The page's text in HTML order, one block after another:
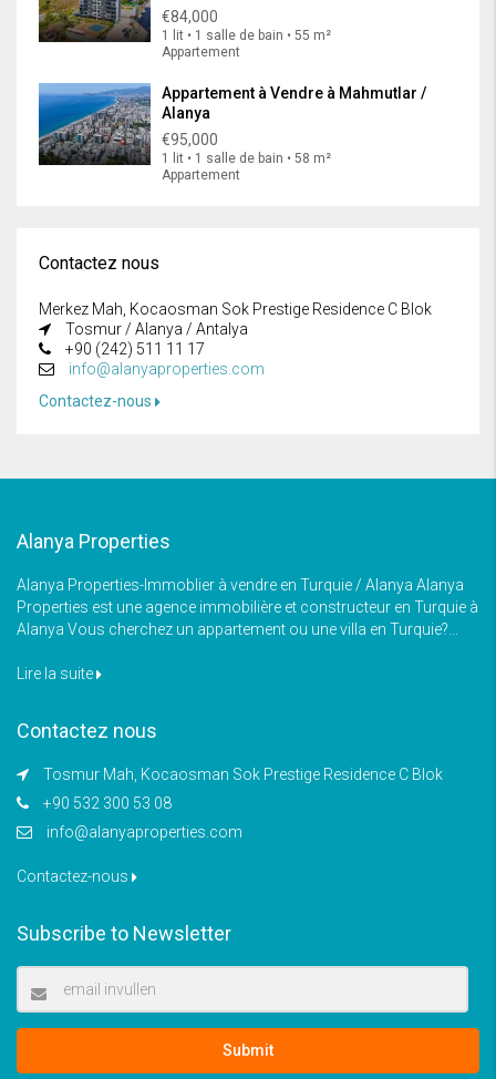
€84,000
1 lit • 1 salle de bain • 55 m²
Appartement
Appartement à Vendre à Mahmutlar /
Alanya
€95,000
1 lit • 1 salle de bain • 58 m²
Appartement
Contactez nous
Merkez Mah, Kocaosman Sok Prestige Residence C Blok
Tosmur / Alanya / Antalya
+90 (242) 511 11 17
info@alanyaproperties.com
Contactez-nous
Alanya Properties
Alanya Properties-Immoblier à vendre en Turquie / Alanya Alanya
Properties est une agence immobilière et constructeur en Turquie à
Alanya Vous cherchez un appartement ou une villa en Turquie?...
Lire la suite
Contactez nous
Tosmur Mah, Kocaosman Sok Prestige Residence C Blok
+90 532 300 53 08
info@alanyaproperties.com
Contactez-nous
Subscribe to Newsletter
Submit